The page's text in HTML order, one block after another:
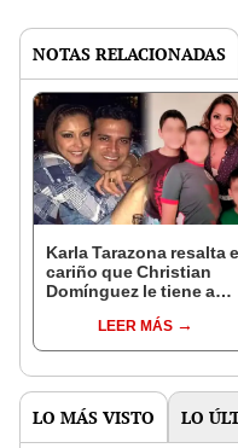
NOTAS RELACIONADAS
Karla Tarazona resalta
cariño que Christian
Domínguez le tiene a
LEER MÁS
LO MÁS VISTO LO